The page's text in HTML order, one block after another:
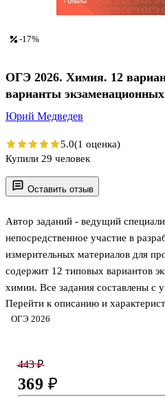
Оставить отзыв
ОГЭ 2026
Автор заданий - ведущий
непосредственное участие в
измерительных материалов для
содержит 12 типовых вариантов
химии. Все задания составлены с
требований Основного
соответствуют демоверсии,
Назначение пособия - отработка
учащихся по подготовке к
Перейти к описанию и
-17%
ОГЭ 2026. Химия. 12
варианты
Юрий Медведев
5.0(1 оценка)
Купили 29 человек
443 ₽
369 ₽